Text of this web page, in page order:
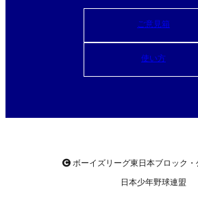
ご意見箱
使い方
ボーイズリーグ東日本ブロック・
日本少年野球連盟